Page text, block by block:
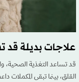
علاجات بديلة قد
قد تساعد التغذية الصحية،
القلق، بينما تبقى